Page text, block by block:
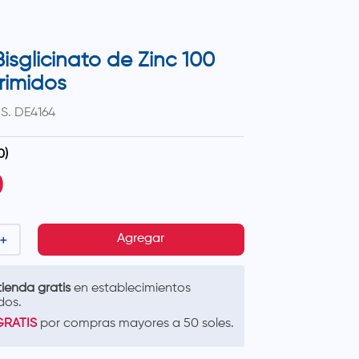
de Zinc 100
DE4164
)
＋ Agregar
gratisen establecimientos
por compras mayores a 50 soles.